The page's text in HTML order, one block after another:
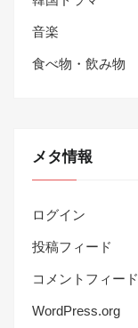
音楽
食べ物・飲み物
メタ情報
ログイン
投稿フィード
コメントフィード
WordPress.org